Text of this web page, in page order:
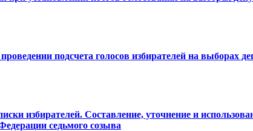
подсчета голосов избирателей на выборах
избирателей. Составление, уточнение и
седьмого созыва